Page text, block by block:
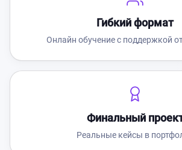
Гибкий формат
Онлайн обучение с поддержкой
Финальный
Реальные кейсы в